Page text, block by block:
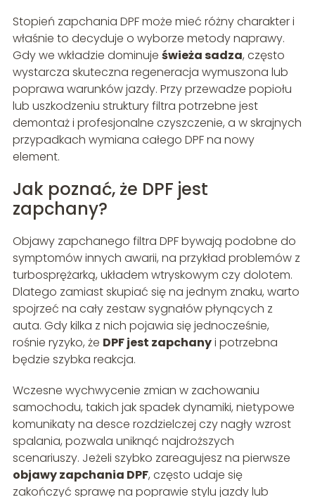
Stopień zapchania DPF może mieć różny charakter i
właśnie to decyduje o wyborze metody naprawy.
Gdy we wkładzie dominuje świeża sadza, często
wystarcza skuteczna regeneracja wymuszona lub
poprawa warunków jazdy. Przy przewadze popiołu
lub uszkodzeniu struktury filtra potrzebne jest
demontaż i profesjonalne czyszczenie, a w skrajnych
przypadkach wymiana całego DPF na nowy
element.
Jak poznać, że DPF jest
zapchany?
Objawy zapchanego filtra DPF bywają podobne do
symptomów innych awarii, na przykład problemów z
turbosprężarką, układem wtryskowym czy dolotem.
Dlatego zamiast skupiać się na jednym znaku, warto
spojrzeć na cały zestaw sygnałów płynących z
auta. Gdy kilka z nich pojawia się jednocześnie,
rośnie ryzyko, że DPF jest zapchanyi potrzebna
będzie szybka reakcja.
Wczesne wychwycenie zmian w zachowaniu
samochodu, takich jak spadek dynamiki, nietypowe
komunikaty na desce rozdzielczej czy nagły wzrost
spalania, pozwala uniknąć najdroższych
scenariuszy. Jeżeli szybko zareagujesz na pierwsze
objawy zapchania DPF, często udaje się
zakończyć sprawę na poprawie stylu jazdy lub